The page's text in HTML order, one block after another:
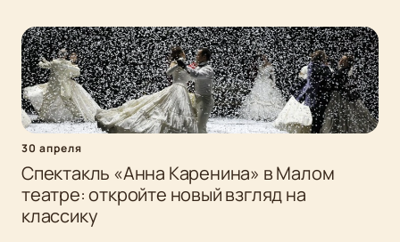
30 апреля
Спектакль «Анна Каренина» в Малом
театре: откройте новый взгляд на
классику